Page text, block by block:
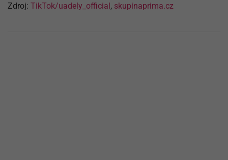
Zdroj: TikTok/uadely_official, skupinaprima.cz